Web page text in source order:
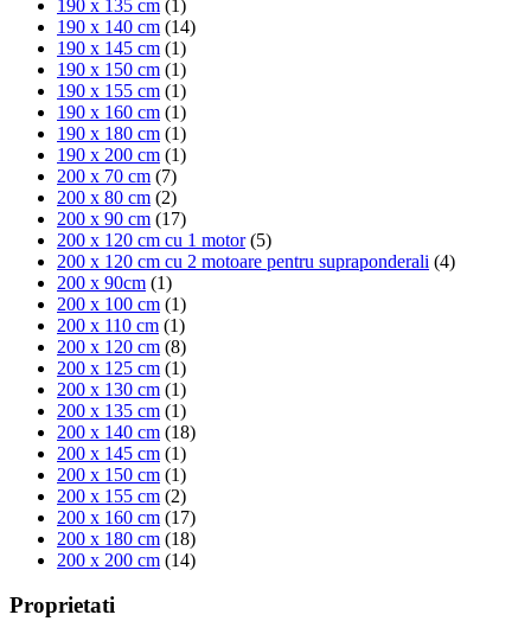
190 x 135 cm (1)
190 x 140 cm (14)
190 x 145 cm (1)
190 x 150 cm (1)
190 x 155 cm (1)
190 x 160 cm (1)
190 x 180 cm (1)
190 x 200 cm (1)
200 x 70 cm (7)
200 x 80 cm (2)
200 x 90 cm (17)
200 x 120 cm cu 1 motor (5)
200 x 120 cm cu 2 motoare pentru supraponderali (4)
200 x 90cm (1)
200 x 100 cm (1)
200 x 110 cm (1)
200 x 120 cm (8)
200 x 125 cm (1)
200 x 130 cm (1)
200 x 135 cm (1)
200 x 140 cm (18)
200 x 145 cm (1)
200 x 150 cm (1)
200 x 155 cm (2)
200 x 160 cm (17)
200 x 180 cm (18)
200 x 200 cm (14)
Proprietati